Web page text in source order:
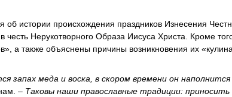
истории происхождения праздников Изнесения
честь Нерукотворного Образа Иисуса Христа. Кроме
а также объяснены причины возникновения их
запах меда и воска, в скором времени он
– Таковы наши православные традиции: